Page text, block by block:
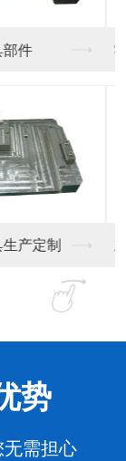
件厂家
东莞精密零件厂家生产
势
需担心